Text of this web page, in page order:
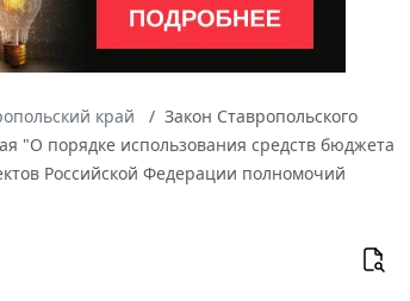
край
Закон Ставропольского
"О порядке использования средств бюджета
Российской Федерации полномочий